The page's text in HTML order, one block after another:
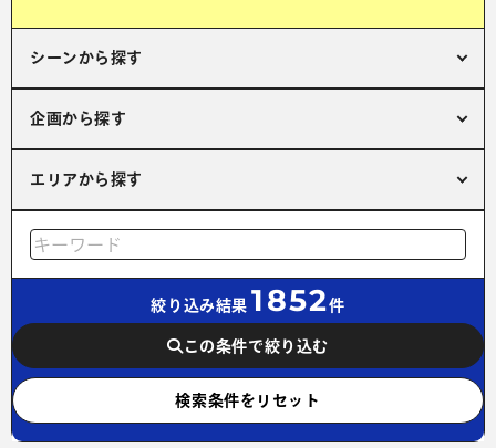
シーンから探す
企画から探す
エリアから探す
絞り込み結果 1852件
この条件で絞り込む
検索条件をリセット